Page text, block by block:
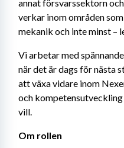
annat försvarssektorn
verkar inom områden
mekanik och inte minst –
Vi arbetar med
när det är dags för nästa
att växa vidare inom
och
vill.
Om rollen